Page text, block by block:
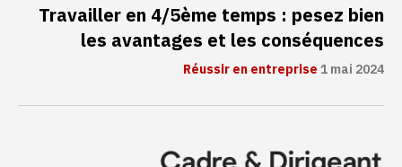
Travailler en 4/5ème temps : pesez bien
les avantages et les conséquences
Réussir en entreprise1 mai 2024